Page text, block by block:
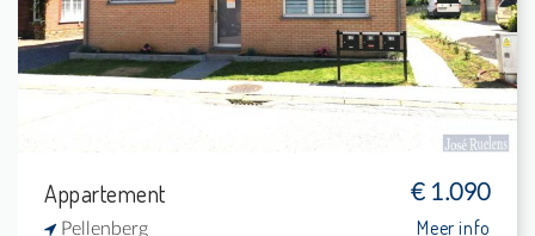
1
-
Appartement € 1.090
Pellenberg Meer info